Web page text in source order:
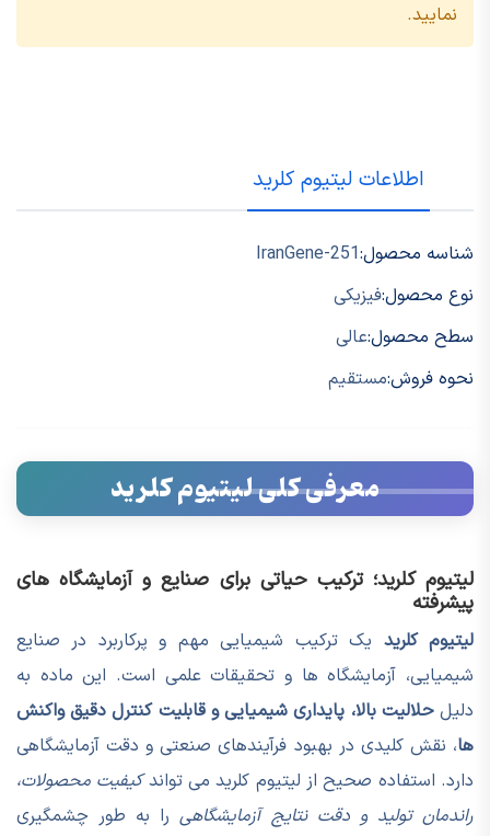
نمایید.
اطلاعات لیتیوم کلرید
شناسه محصول:IranGene-251
نوع محصول:فیزیکی
سطح محصول:عالی
نحوه فروش:مستقیم
معرفی کلی لیتیوم کلرید
لیتیوم کلرید؛ ترکیب حیاتی برای صنایع و آزمایشگاه های
پیشرفته
لیتیوم کلرید یک ترکیب شیمیایی مهم و پرکاربرد در صنایع
شیمیایی، آزمایشگاه ها و تحقیقات علمی است. این ماده به
دلیلحلالیت بالا، پایداری شیمیایی و قابلیت کنترل دقیق واکنش
ها، نقش کلیدی در بهبود فرآیندهای صنعتی و دقت آزمایشگاهی
دارد. استفاده صحیح از لیتیوم کلرید می تواندکیفیت محصولات،
راندمان تولید و دقت نتایج آزمایشگاهیرا به طور چشمگیری